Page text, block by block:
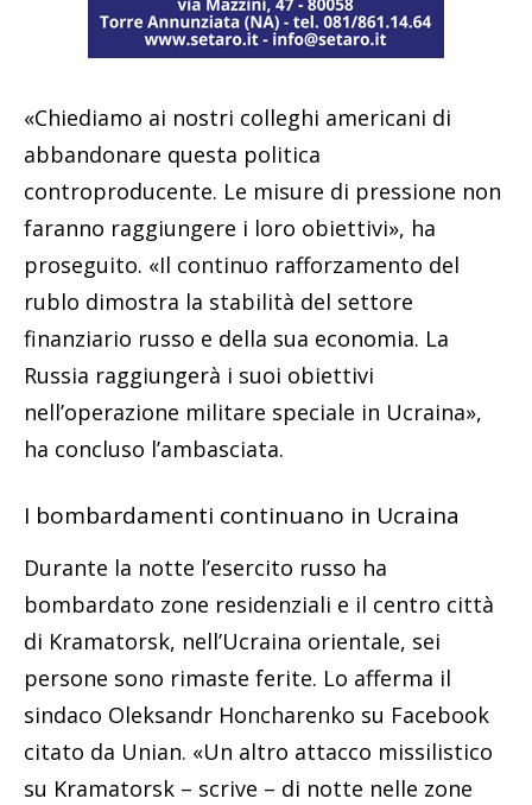
«Chiediamo ai nostri colleghi americani di
abbandonare questa politica
controproducente. Le misure di pressione non
faranno raggiungere i loro obiettivi», ha
proseguito. «Il continuo rafforzamento del
rublo dimostra la stabilità del settore
finanziario russo e della sua economia. La
Russia raggiungerà i suoi obiettivi
nell’operazione militare speciale in Ucraina»,
ha concluso l’ambasciata.
I bombardamenti continuano in Ucraina
Durante la notte l’esercito russo ha
bombardato zone residenziali e il centro città
di Kramatorsk, nell’Ucraina orientale, sei
persone sono rimaste ferite. Lo afferma il
sindaco Oleksandr Honcharenko su Facebook
citato da Unian. «Un altro attacco missilistico
su Kramatorsk – scrive – di notte nelle zone